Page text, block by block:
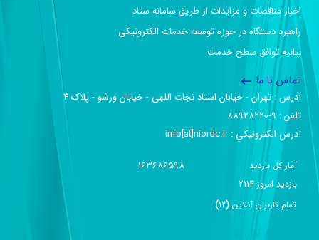
اخبار مناقصات و مزایدات از طریق سامانه ستاد
راهبرد دستگاه در حوزه توسعه خدمات الکترونیکی
بیانیه توافق سطح خدمت
تماس با ما
آدرس :‌ تهران - خیابان استاد نجات اللهی - خیابان ورشو - پلاک ۴
تلفن :‌ 9-88928220
آدرس الکترونیکی :‌ info[at]niordc.ir
آمار کل بازدید 163686598
بازديد امروز 2114
تمام کاربران آنلاين (
12
)